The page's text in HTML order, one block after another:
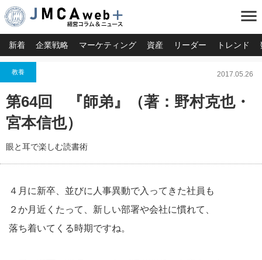
menu
新着 企業戦略 マーケティング 資産 リーダー トレンド
教養 2017.05.26
第64回 『師弟』（著：野村克也・
宮本信也）
眼と耳で楽しむ読書術
４月に新卒、並びに人事異動で入ってきた社員も
２か月近くたって、新しい部署や会社に慣れて、
落ち着いてくる時期ですね。